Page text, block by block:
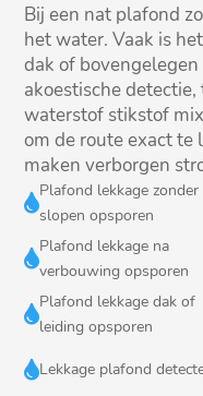
Bij een nat plafond
het water.​ Vaak is
dak of
akoestische
waterstof stikstof
om de route exact te
maken verborgen

Plafond lekkage zonder
slopen opsporen

Plafond lekkage na
verbouwing opsporen

Plafond lekkage dak of
leiding opsporen
Lekkage plafond